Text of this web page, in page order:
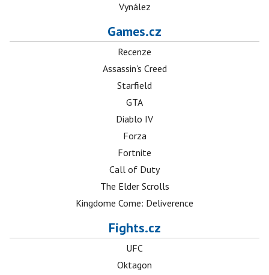
Vynález
Games.cz
Recenze
Assassin's Creed
Starfield
GTA
Diablo IV
Forza
Fortnite
Call of Duty
The Elder Scrolls
Kingdome Come: Deliverence
Fights.cz
UFC
Oktagon